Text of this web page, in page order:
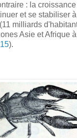
: la
et se stabiliser
milliards
Asie et Afrique
).